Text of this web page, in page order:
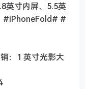
英寸内屏、5.5英
#iPhoneFold# #
：1 英寸光影大